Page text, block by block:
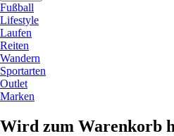
Fußball
Lifestyle
Laufen
Reiten
Wandern
Sportarten
Outlet
Marken
Wird zum Warenkorb